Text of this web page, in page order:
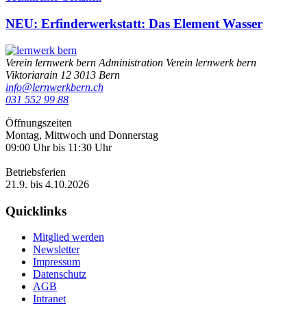
NEU: Erfinderwerkstatt: Das Element Wasser
Verein lernwerk bern Administration Verein lernwerk bern
Viktoriarain 12 3013 Bern
info@lernwerkbern.ch
031 552 99 88
Öffnungszeiten
Montag, Mittwoch und Donnerstag
09:00 Uhr bis 11:30 Uhr
Betriebsferien
21.9. bis 4.10.2026
Quicklinks
Mitglied werden
Newsletter
Impressum
Datenschutz
AGB
Intranet